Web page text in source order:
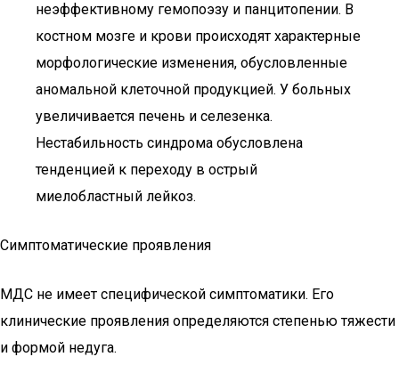
неэффективному гемопоэзу и панцитопении. В
костном мозге и крови происходят характерные
морфологические изменения, обусловленные
аномальной клеточной продукцией. У больных
увеличивается печень и селезенка.
Нестабильность синдрома обусловлена
тенденцией к переходу в острый
миелобластный лейкоз.
Симптоматические проявления
МДС не имеет специфической симптоматики. Его
клинические проявления определяются степенью тяжести
и формой недуга.